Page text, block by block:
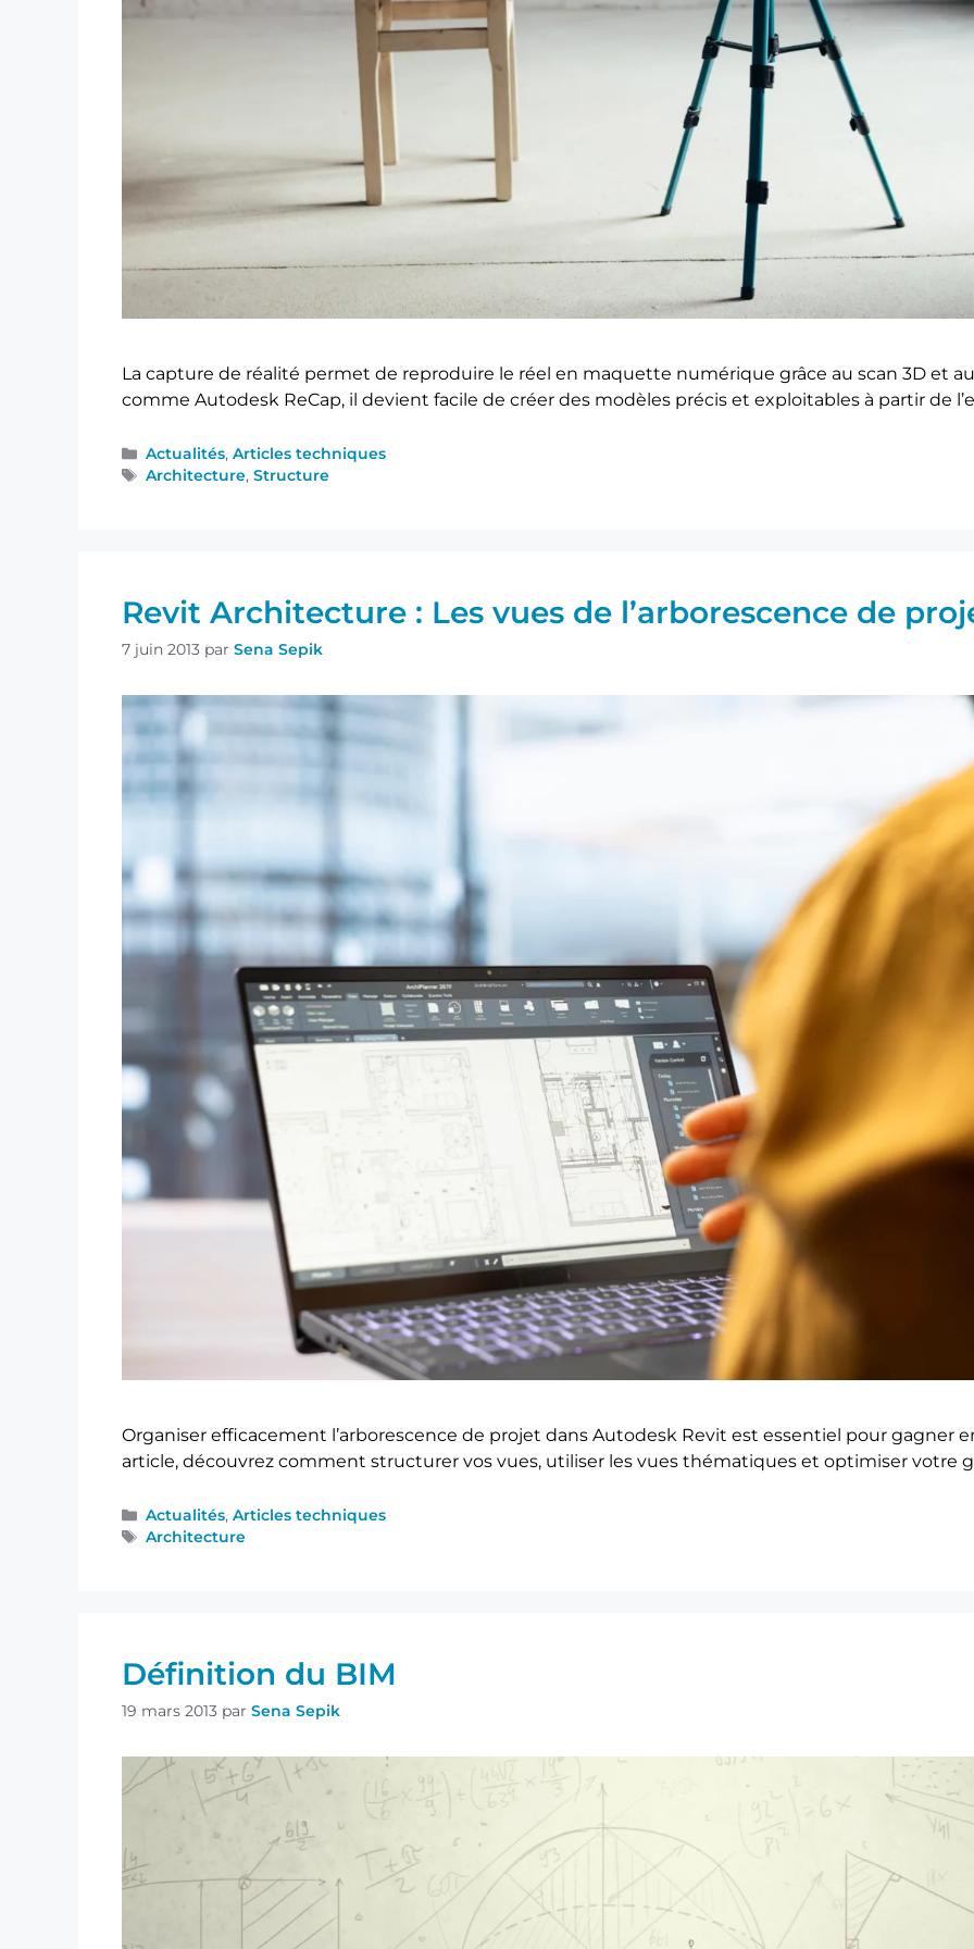
La capture de réalité permet de reproduire le réel en maquette numérique grâce au scan 3D et
comme Autodesk ReCap, il devient facile de créer des modèles précis et exploitables à partir de
Actualités, Articles techniques
Architecture, Structure
Revit Architecture : Les vues de l’arborescence de
7 juin 2013 par Sena Sepik
Organiser efficacement l’arborescence de projet dans Autodesk Revit est essentiel pour gagner
article, découvrez comment structurer vos vues, utiliser les vues thématiques et optimiser votre
Actualités, Articles techniques
Architecture
Définition du BIM
19 mars 2013 par Sena Sepik